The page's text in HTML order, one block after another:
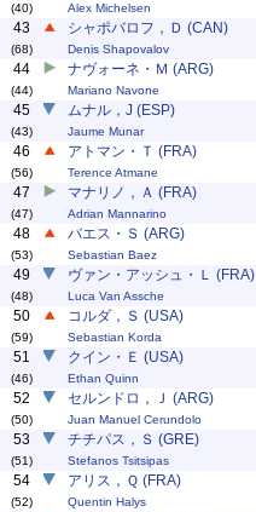
(40) Alex Michelsen
43
(68)
シャポバロフ，Ｄ (CAN)
Denis Shapovalov
44
(44)
ナヴォーネ・Ｍ (ARG)
Mariano Navone
45
(43)
ムナル，J (ESP)
Jaume Munar
46
(56)
アトマン・Ｔ (FRA)
Terence Atmane
47
(47)
マナリノ，Ａ (FRA)
Adrian Mannarino
48
(53)
バエス・Ｓ (ARG)
Sebastian Baez
49
(48)
ヴァン・アッシュ・Ｌ (FRA)
Luca Van Assche
50
(59)
コルダ，Ｓ (USA)
Sebastian Korda
51
(46)
クイン・Ｅ (USA)
Ethan Quinn
52
(50)
セルンドロ，Ｊ (ARG)
Juan Manuel Cerundolo
53
(51)
チチパス，Ｓ (GRE)
Stefanos Tsitsipas
54
(52)
アリス，Ｑ (FRA)
Quentin Halys